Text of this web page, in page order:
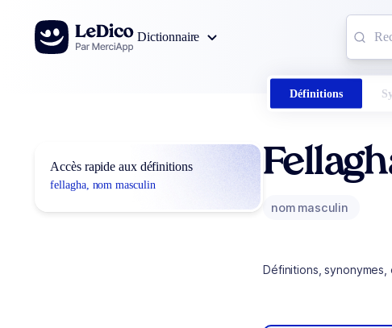
Aller au contenu
Dictionnaire
Définitions
Accès rapide aux définitions
fellagha, nom masculin
nom masculin
Définitions,